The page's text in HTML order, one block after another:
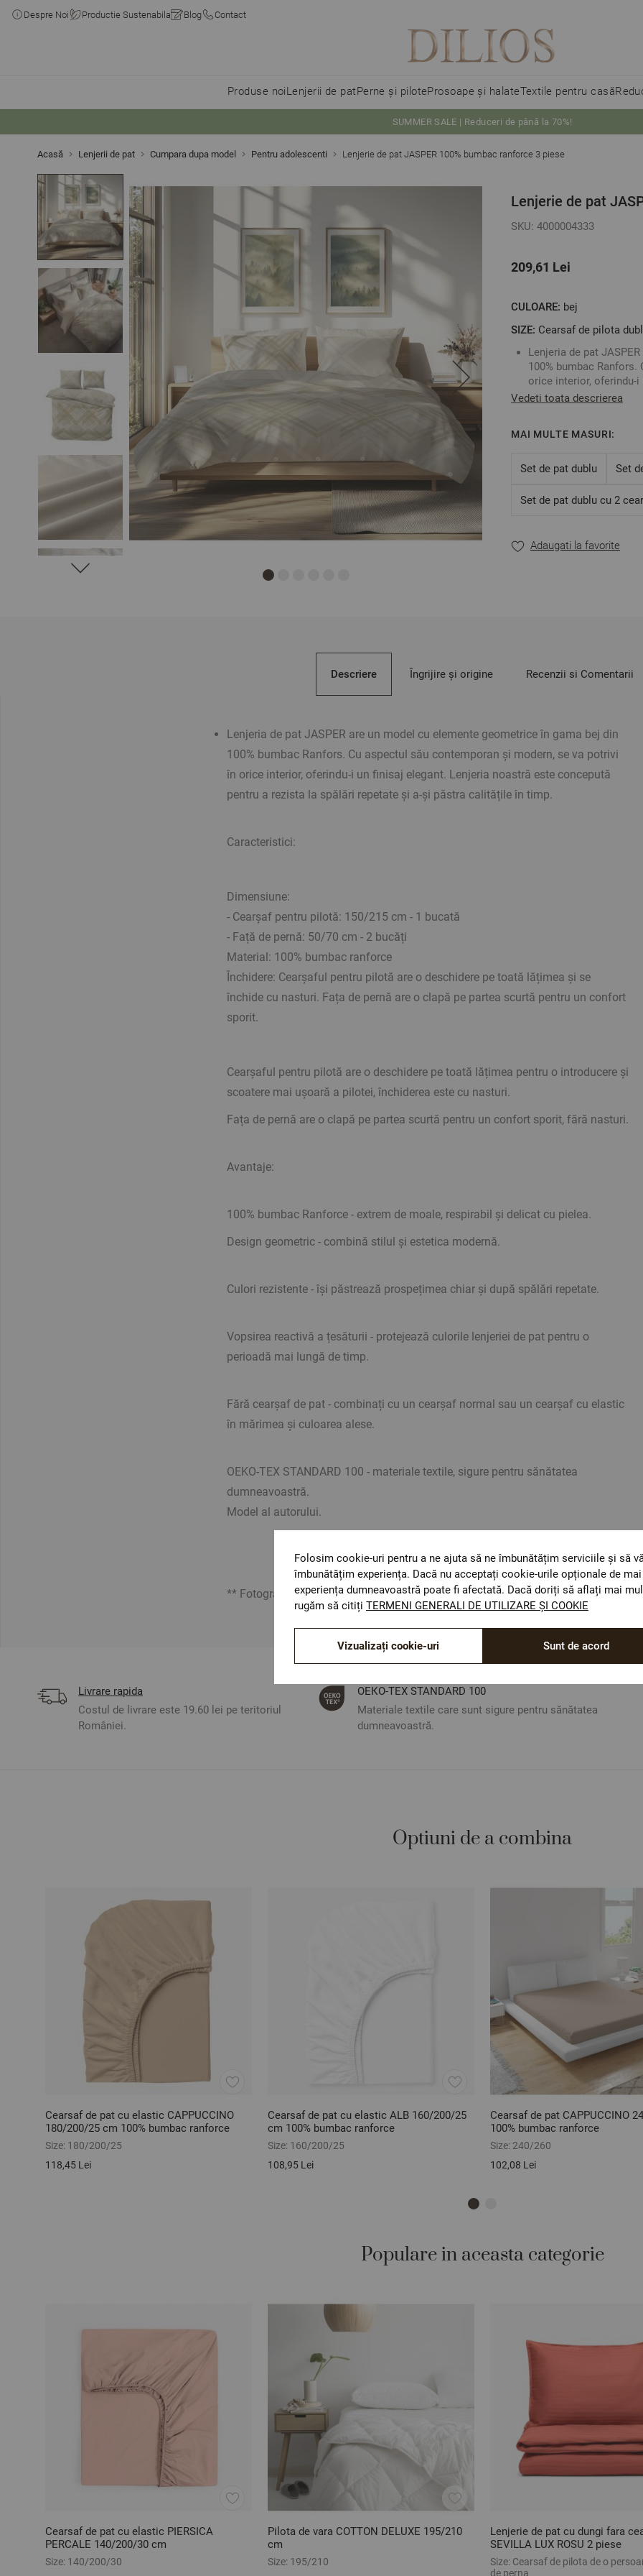
Despre Noi Productie Sustenabila Blog Contact
Produse noiLenjerii de patPerne și piloteProsoape și halateTextile pentru casă
SUMMER SALE | Reduceri de până la 70%!
Acasă Lenjerii de pat Cumpara dupa model Pentru adolescenti Lenjerie de pat JASPER 100% bumbac ranforce 3 piese
Lenjerie de pat
SKU: 4000004333
209,61 Lei
CULOARE: bej
SIZE: Cearsaf de pilota
Lenjeria de pat
100% bumbac
orice interior, oferindu-
rezista la spălări
Caracteristici:
Dimensiune:
- Față de pernă: 50/70
cu nasturi. Fața de
Culori rezistente - își
Vopsirea reactivă a
mai lungă de timp.
** Fotografiile sunt
Vedeti toata descrierea
MAI MULTE MASURI:
Set de pat dublu Set
Set de pat dublu cu 2
Adaugati la favorite
Descriere
Lenjeria de pat JASPER are un model cu elemente geometrice în gama bej din
100% bumbac Ranfors. Cu aspectul său contemporan și modern, se va potrivi
în orice interior, oferindu-i un finisaj elegant. Lenjeria noastră este concepută
pentru a rezista la spălări repetate și a-și păstra calitățile în timp.
Caracteristici:
Dimensiune:
- Cearșaf pentru pilotă: 150/215 cm - 1 bucată
- Față de pernă: 50/70 cm - 2 bucăți
Material: 100% bumbac ranforce
Închidere: Cearșaful pentru pilotă are o deschidere pe toată lățimea și se
închide cu nasturi. Fața de pernă are o clapă pe partea scurtă pentru un confort
sporit.
Cearșaful pentru pilotă are o deschidere pe toată lățimea pentru o introducere și
scoatere mai ușoară a pilotei, închiderea este cu nasturi.
Fața de pernă are o clapă pe partea scurtă pentru un confort sporit, fără nasturi.
Avantaje:
100% bumbac Ranforce - extrem de moale, respirabil și delicat cu pielea.
Design geometric - combină stilul și estetica modernă.
Culori rezistente - își păstrează prospețimea chiar și după spălări repetate.
Vopsirea reactivă a țesăturii - protejează culorile lenjeriei de pat pentru o
perioadă mai lungă de timp.
Fără cearșaf de pat - combinați cu un cearșaf normal sau un cearșaf cu elastic
în mărimea și culoarea alese.
OEKO-TEX STANDARD 100 - materiale textile, sigure pentru sănătatea
dumneavoastră.
Model al autorului.
** Fotografiile sunt orientative. Poate varia ușor culoarea sau tonalitatea.
Îngrijire și origine Recenzii si Comentarii
Livrare rapida
Costul de livrare este 19.60 lei pe teritoriul
României.
ОЕКО-ТЕX STANDARD 100
Materiale textile care sunt sigure pentru sănătatea
dumneavoastră.
Optiuni de a combina
Cearsaf de pat cu elastic CAPPUCCINO
180/200/25 cm 100% bumbac ranforce
Size: 180/200/25
118,45 Lei
Cearsaf de pat cu elastic ALB 160/200/25
cm 100% bumbac ranforce
Size: 160/200/25
108,95 Lei
Cearsaf de pat CAPPUCCINO
100% bumbac ranforce
Size: 240/260
102,08 Lei
Populare in aceasta categorie
Cearsaf de pat cu elastic PIERSICA
PERCALE 140/200/30 cm
Size: 140/200/30
Pilota de vara COTTON DELUXE 195/210
cm
Size: 195/210
Lenjerie de pat cu dungi fara
SEVILLA LUX ROSU 2 piese
Size: Cearsaf de pilota de o
de perna
Folosim cookie-uri pentru a ne ajuta să ne îmbunătățim serviciile și să
îmbunătățim experiența. Dacă nu acceptați cookie-urile opționale de
experiența dumneavoastră poate fi afectată. Dacă doriți să aflați mai
rugăm să citiți TERMENI GENERALI DE UTILIZARE ȘI COOKIE
Sunt de acord
Vizualizați cookie-uri